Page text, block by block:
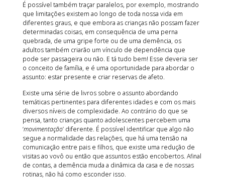
É possível também traçar paralelos, por exemplo, mostrando
que limitações existem ao longo de toda nossa vida em
diferentes graus, e que embora as crianças não possam fazer
determinadas coisas, em consequência de uma perna
quebrada, de uma gripe forte ou de uma demência, os
adultos também criarão um vínculo de dependência que
pode ser passageira ou não. E tá tudo bem! Esse deveria ser
o conceito de família, e é uma oportunidade para abordar o
assunto: estar presente e criar reservas de afeto.
Existe uma série de livros sobre o assunto abordando
temáticas pertinentes para diferentes idades e com os mais
diversos níveis de complexidade. Ao contrário do que se
pensa, tanto crianças quanto adolescentes percebem uma
‘movimentação’ diferente. É possível identificar que algo não
segue a normalidade das relações, que há uma tensão na
comunicação entre pais e filhos, que existe uma redução de
visitas ao vovô ou então que assuntos estão encobertos. Afinal
de contas, a demência muda a dinâmica da casa e de nossas
rotinas, não há como esconder isso.